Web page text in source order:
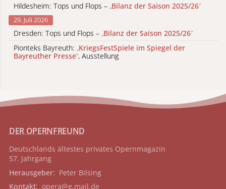
Hildesheim: Tops und Flops – „Bilanz der Saison 2025/26“
29. Juli 2026
Dresden: Tops und Flops – „Bilanz der Saison 2025/26“
Pionteks Bayreuth: „KriegsFestSpiele im Spiegel der
Bayreuther Presse“, Ausstellung
DER OPERNFREUND
Deutschlands ältestes privates Opernmagazin
57. Jahrgang
Herausgeber: Peter Bilsing
Kontakt: opera@e.mail.de